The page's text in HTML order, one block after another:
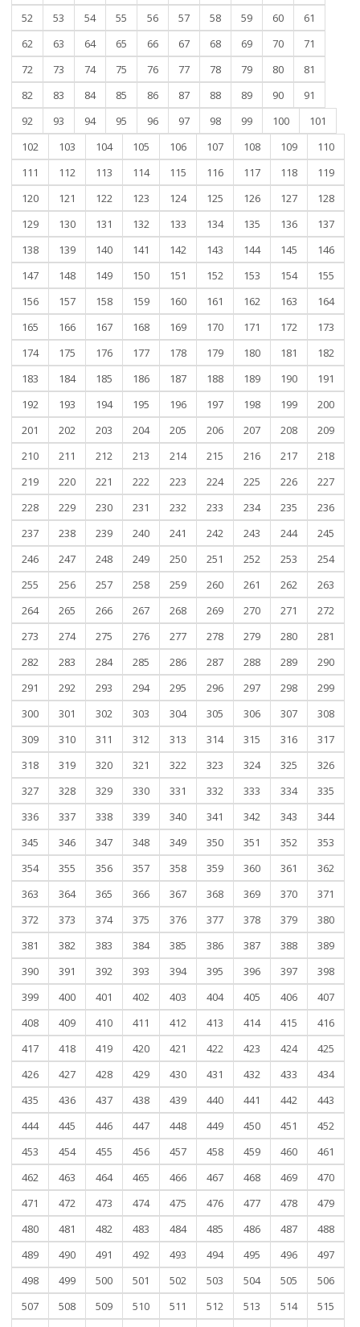
52
53 54 55 56 57 58 59 60
61
62
63 64 65 66 67 68 69 70
71
72
73 74 75 76 77 78 79 80
81
82
83 84 85 86 87 88 89 90
91
92
93 94 95 96 97 98 99 100
101
102
103 104 105 106 107 108 109
110
111
112 113 114 115 116 117 118
119
120
121 122 123 124 125 126 127
128
129
130 131 132 133 134 135 136
137
138
139 140 141 142 143 144 145
146
147
148 149 150 151 152 153 154
155
156
157 158 159 160 161 162 163
164
165
166 167 168 169 170 171 172
173
174
175 176 177 178 179 180 181
182
183
184 185 186 187 188 189 190
191
192
193 194 195 196 197 198 199
200
201
202 203 204 205 206 207 208
209
210
211 212 213 214 215 216 217
218
219
220 221 222 223 224 225 226
227
228
229 230 231 232 233 234 235
236
237
238 239 240 241 242 243 244
245
246
247 248 249 250 251 252 253
254
255
256 257 258 259 260 261 262
263
264
265 266 267 268 269 270 271
272
273
274 275 276 277 278 279 280
281
282
283 284 285 286 287 288 289
290
291
292 293 294 295 296 297 298
299
300
301 302 303 304 305 306 307
308
309
310 311 312 313 314 315 316
317
318
319 320 321 322 323 324 325
326
327
328 329 330 331 332 333 334
335
336
337 338 339 340 341 342 343
344
345
346 347 348 349 350 351 352
353
354
355 356 357 358 359 360 361
362
363
364 365 366 367 368 369 370
371
372
373 374 375 376 377 378 379
380
381
382 383 384 385 386 387 388
389
390
391 392 393 394 395 396 397
398
399
400 401 402 403 404 405 406
407
408
409 410 411 412 413 414 415
416
417
418 419 420 421 422 423 424
425
426
427 428 429 430 431 432 433
434
435
436 437 438 439 440 441 442
443
444
445 446 447 448 449 450 451
452
453
454 455 456 457 458 459 460
461
462
463 464 465 466 467 468 469
470
471
472 473 474 475 476 477 478
479
480
481 482 483 484 485 486 487
488
489
490 491 492 493 494 495 496
497
498
499 500 501 502 503 504 505
506
507
508 509 510 511 512 513 514
515